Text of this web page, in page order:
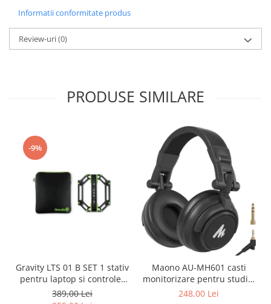
Informatii conformitate produs
Review-uri(0)
PRODUSE SIMILARE
-9%
Gravity LTS 01 B SET 1 stativ
pentru laptop si controler
midi
389,00 Lei
Maono AU-MH601 casti
monitorizare pentru studio,
podcast si DJ
248,00 Lei